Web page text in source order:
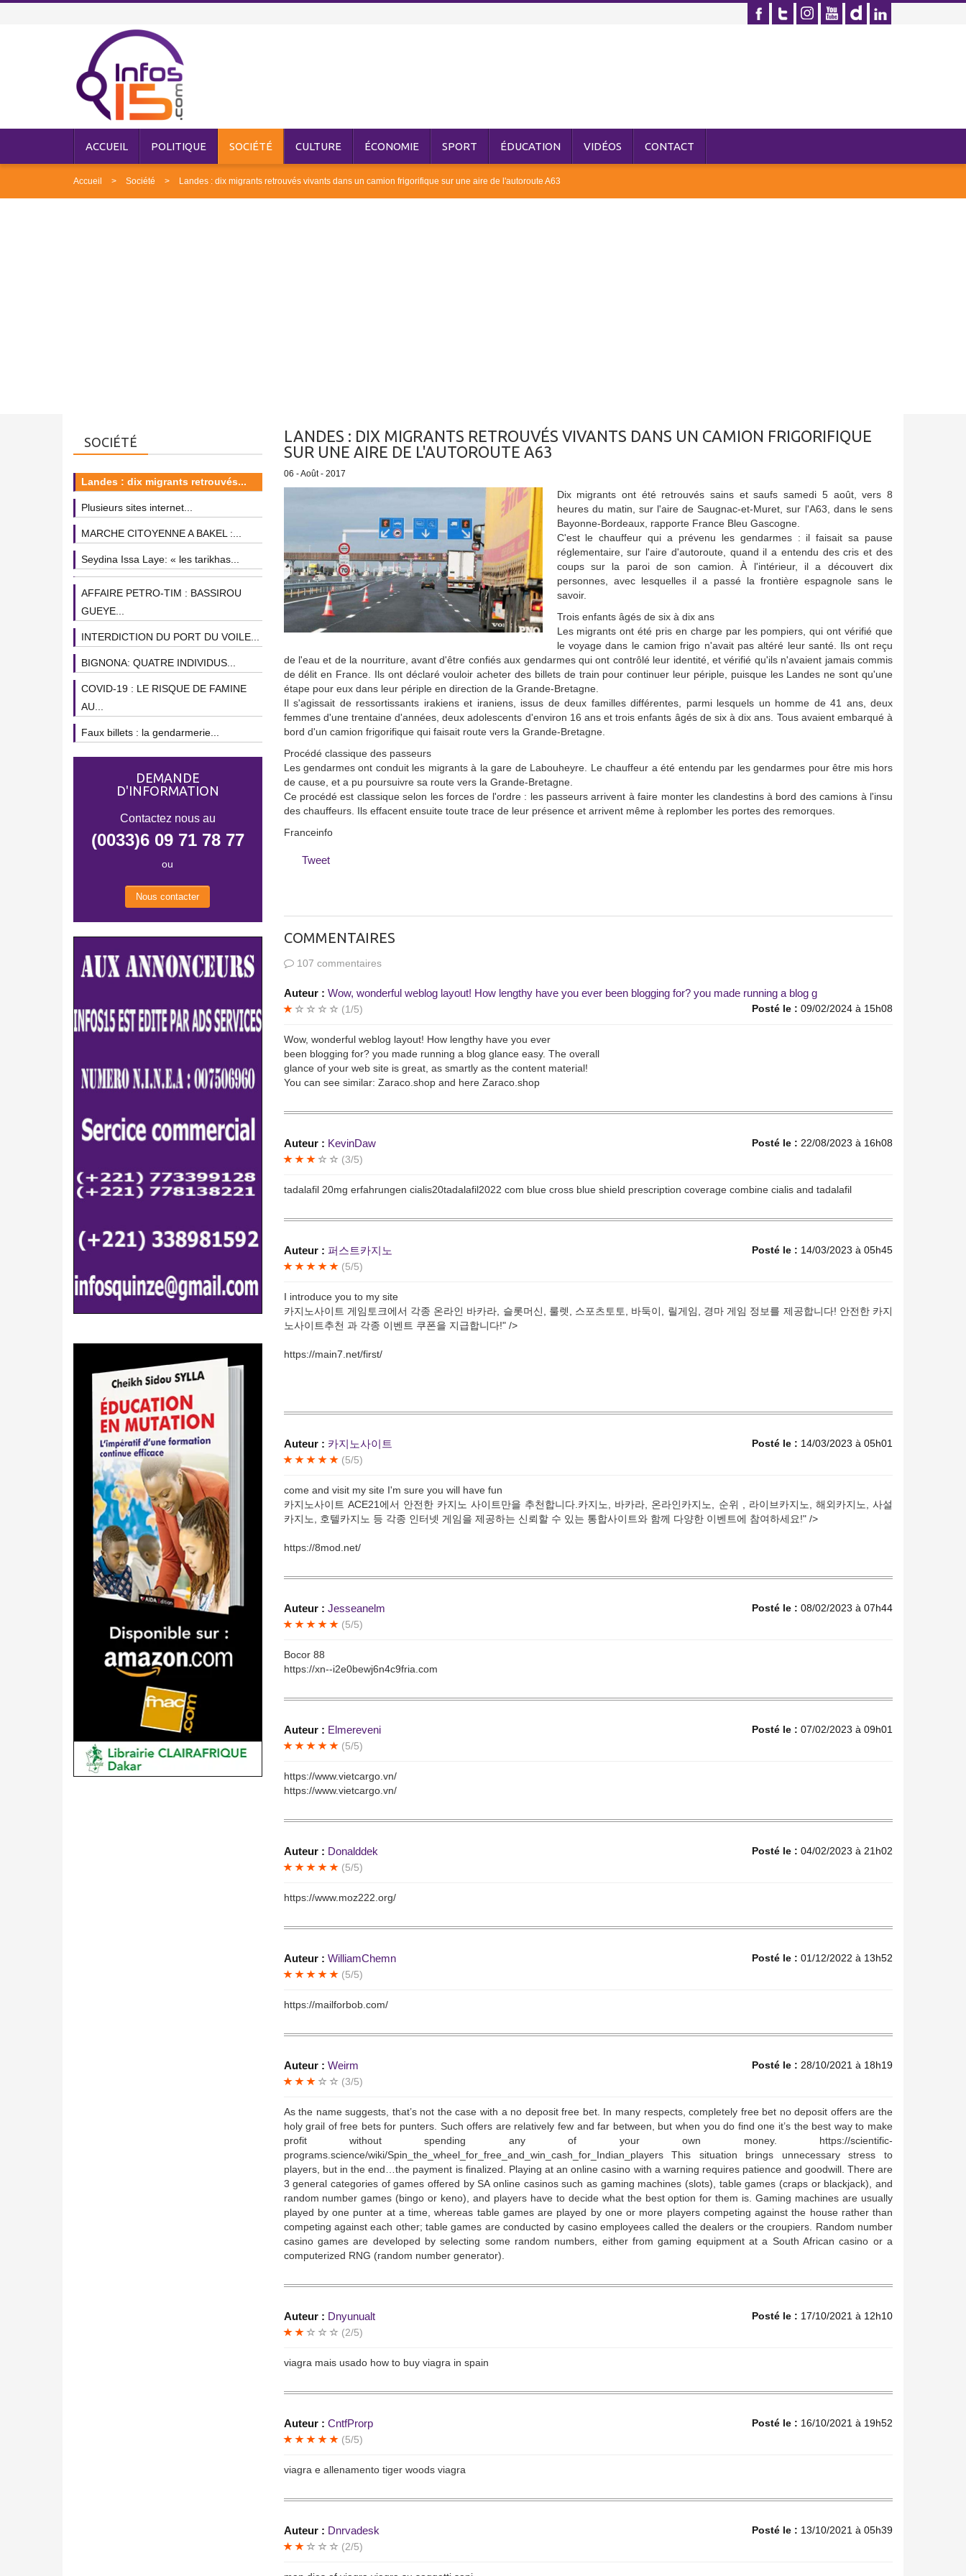
ACCUEIL POLITIQUE SOCIÉTÉ CULTURE ÉCONOMIE SPORT ÉDUCATION VIDÉOS CONTACT
Accueil Société Landes : dix migrants retrouvés vivants dans un camion frigorifique sur une aire de l'autoroute A63
LANDES : DIX MIGRANTS RETROUVÉS VIVANTS DANS UN CAMION FRIGORIFIQUE
SUR UNE AIRE DE L'AUTOROUTE A63
06 - Août - 2017
Dix migrants ont été retrouvés sains et saufs samedi 5 août, vers 8
heures du matin, sur l'aire de Saugnac-et-Muret, sur l'A63, dans le sens
Bayonne-Bordeaux, rapporte France Bleu Gascogne.
C'est le chauffeur qui a prévenu les gendarmes : il faisait sa pause
réglementaire, sur l'aire d'autoroute, quand il a entendu des cris et des
coups sur la paroi de son camion. À l'intérieur, il a découvert dix
personnes, avec lesquelles il a passé la frontière espagnole sans le
savoir.
Trois enfants âgés de six à dix ans
Les migrants ont été pris en charge par les pompiers, qui ont vérifié que
le voyage dans le camion frigo n'avait pas altéré leur santé. Ils ont reçu
de l'eau et de la nourriture, avant d'être confiés aux gendarmes qui ont contrôlé leur identité, et vérifié qu'ils n'avaient jamais commis
de délit en France. Ils ont déclaré vouloir acheter des billets de train pour continuer leur périple, puisque les Landes ne sont qu'une
étape pour eux dans leur périple en direction de la Grande-Bretagne.
Il s'agissait de ressortissants irakiens et iraniens, issus de deux familles différentes, parmi lesquels un homme de 41 ans, deux
femmes d'une trentaine d'années, deux adolescents d'environ 16 ans et trois enfants âgés de six à dix ans. Tous avaient embarqué à
bord d'un camion frigorifique qui faisait route vers la Grande-Bretagne.
Procédé classique des passeurs
Les gendarmes ont conduit les migrants à la gare de Labouheyre. Le chauffeur a été entendu par les gendarmes pour être mis hors
de cause, et a pu poursuivre sa route vers la Grande-Bretagne.
Ce procédé est classique selon les forces de l'ordre : les passeurs arrivent à faire monter les clandestins à bord des camions à l'insu
des chauffeurs. Ils effacent ensuite toute trace de leur présence et arrivent même à replomber les portes des remorques.
Franceinfo
Tweet
COMMENTAIRES
107 commentaires
Auteur : Wow, wonderful weblog layout! How lengthy have you ever been blogging for? you made running a blog g
Posté le : 09/02/2024 à 15h08
(1/5)
Wow, wonderful weblog layout! How lengthy have you ever
been blogging for? you made running a blog glance easy. The overall
glance of your web site is great, as smartly as the content material!
You can see similar: Zaraco.shop and here Zaraco.shop
Auteur : KevinDaw Posté le : 22/08/2023 à 16h08
(3/5)
tadalafil 20mg erfahrungen cialis20tadalafil2022 com blue cross blue shield prescription coverage combine cialis and tadalafil
Auteur : 퍼스트카지노 Posté le : 14/03/2023 à 05h45
(5/5)
I introduce you to my site
카지노사이트 게임토크에서 각종 온라인 바카라, 슬롯머신, 룰렛, 스포츠토토, 바둑이, 릴게임, 경마 게임 정보를 제공합니다! 안전한 카지
노사이트추천 과 각종 이벤트 쿠폰을 지급합니다!" />
https://main7.net/first/
Auteur : 카지노사이트 Posté le : 14/03/2023 à 05h01
(5/5)
come and visit my site I'm sure you will have fun
카지노사이트 ACE21에서 안전한 카지노 사이트만을 추천합니다.카지노, 바카라, 온라인카지노, 순위 , 라이브카지노, 해외카지노, 사설
카지노, 호텔카지노 등 각종 인터넷 게임을 제공하는 신뢰할 수 있는 통합사이트와 함께 다양한 이벤트에 참여하세요!" />
https://8mod.net/
Auteur : Jesseanelm Posté le : 08/02/2023 à 07h44
(5/5)
Bocor 88
https://xn--i2e0bewj6n4c9fria.com
Auteur : Elmereveni Posté le : 07/02/2023 à 09h01
(5/5)
https://www.vietcargo.vn/
https://www.vietcargo.vn/
Auteur : Donalddek Posté le : 04/02/2023 à 21h02
(5/5)
https://www.moz222.org/
Auteur : WilliamChemn Posté le : 01/12/2022 à 13h52
(5/5)
https://mailforbob.com/
Auteur : Weirm Posté le : 28/10/2021 à 18h19
(3/5)
As the name suggests, that’s not the case with a no deposit free bet. In many respects, completely free bet no deposit offers are the
holy grail of free bets for punters. Such offers are relatively few and far between, but when you do find one it’s the best way to make
profit without spending any of your own money. https://scientific-
programs.science/wiki/Spin_the_wheel_for_free_and_win_cash_for_Indian_players This situation brings unnecessary stress to
players, but in the end…the payment is finalized. Playing at an online casino with a warning requires patience and goodwill. There are
3 general categories of games offered by SA online casinos such as gaming machines (slots), table games (craps or blackjack), and
random number games (bingo or keno), and players have to decide what the best option for them is. Gaming machines are usually
played by one punter at a time, whereas table games are played by one or more players competing against the house rather than
competing against each other; table games are conducted by casino employees called the dealers or the croupiers. Random number
casino games are developed by selecting some random numbers, either from gaming equipment at a South African casino or a
computerized RNG (random number generator).
Auteur : Dnyunualt Posté le : 17/10/2021 à 12h10
(2/5)
viagra mais usado how to buy viagra in spain
Auteur : CntfProrp Posté le : 16/10/2021 à 19h52
(5/5)
viagra e allenamento tiger woods viagra
Auteur : Dnrvadesk Posté le : 13/10/2021 à 05h39
(2/5)
SOCIÉTÉ
Landes : dix migrants retrouvés...
Plusieurs sites internet...
MARCHE CITOYENNE A BAKEL :...
Seydina Issa Laye: « les tarikhas...
AFFAIRE PETRO-TIM : BASSIROU
GUEYE...
INTERDICTION DU PORT DU VOILE...
BIGNONA: QUATRE INDIVIDUS...
COVID-19 : LE RISQUE DE FAMINE
AU...
Faux billets : la gendarmerie...
DEMANDE
D'INFORMATION
Contactez nous au
(0033)6 09 71 78 77
ou
Nous contacter